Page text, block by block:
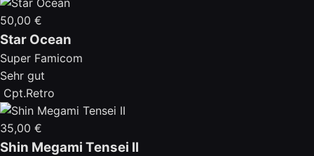
50,00 €
Star Ocean
Super Famicom
Sehr gut
Cpt.Retro
35,00 €
Shin Megami Tensei II